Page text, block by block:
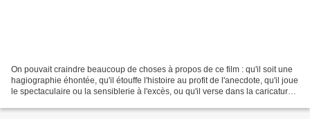
On pouvait craindre beaucoup de choses à propos de ce film : qu'il soit une
hagiographie éhontée, qu'il étouffe l'histoire au profit de l'anecdote, qu'il joue
le spectaculaire ou la sensiblerie à l'excès, ou qu'il verse dans la caricature